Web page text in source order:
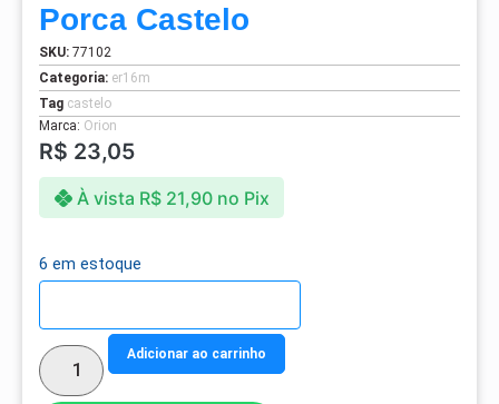
Porca Castelo
SKU: 77102
Categoria: er16m
Tag castelo
Marca: Orion
R$ 23,05
À vista R$21,90 no Pix
6 em estoque
Adicionar ao carrinho